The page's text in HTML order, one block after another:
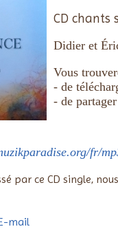
CD chants
Didier et
Vous
- de
- de
Bien
fr/
par ce CD single,
mail